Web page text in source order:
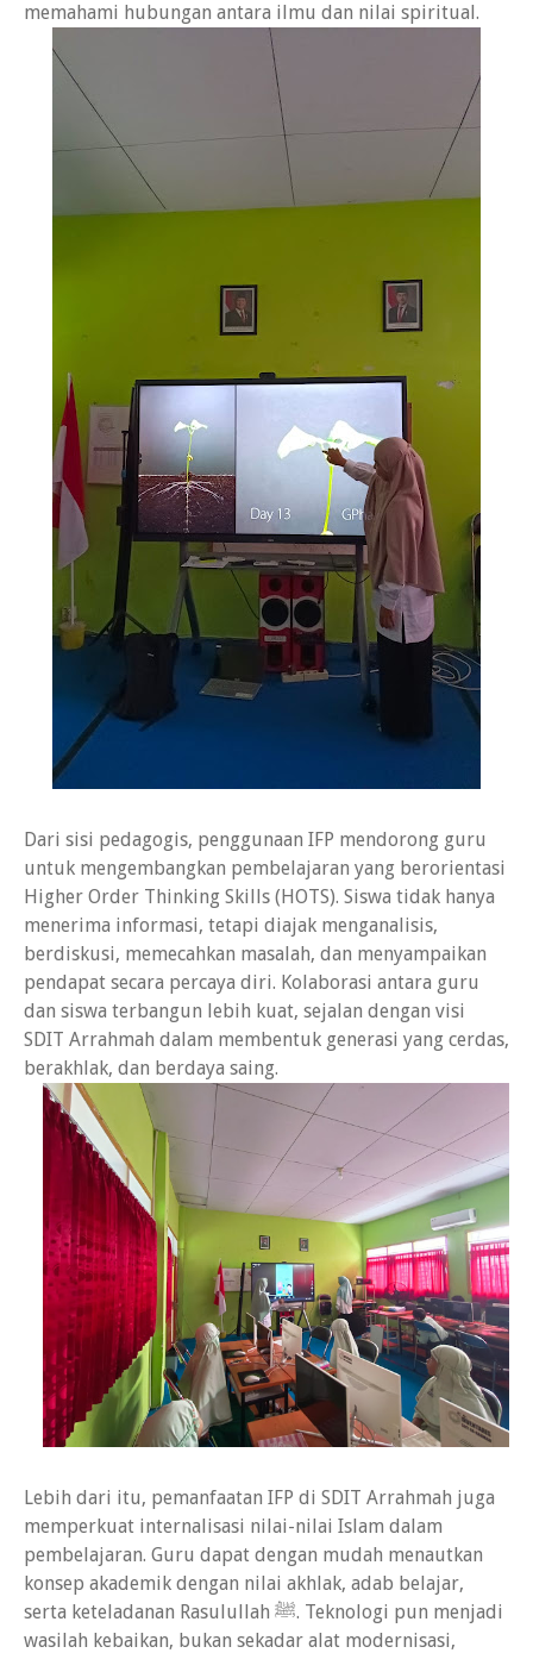
memahami hubungan antara ilmu dan nilai spiritual.
Dari sisi pedagogis, penggunaan IFP mendorong guru
untuk mengembangkan pembelajaran yang berorientasi
Higher Order Thinking Skills (HOTS). Siswa tidak hanya
menerima informasi, tetapi diajak menganalisis,
berdiskusi, memecahkan masalah, dan menyampaikan
pendapat secara percaya diri. Kolaborasi antara guru
dan siswa terbangun lebih kuat, sejalan dengan visi
SDIT Arrahmah dalam membentuk generasi yang cerdas,
berakhlak, dan berdaya saing.
Lebih dari itu, pemanfaatan IFP di SDIT Arrahmah juga
memperkuat internalisasi nilai-nilai Islam dalam
pembelajaran. Guru dapat dengan mudah menautkan
konsep akademik dengan nilai akhlak, adab belajar,
serta keteladanan Rasulullah ﷺ. Teknologi pun menjadi
wasilah kebaikan, bukan sekadar alat modernisasi,